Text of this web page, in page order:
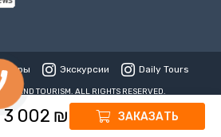
3 002 ₪ ЗАКАЗАТЬ
Туры Экскурсии Daily Tours
AND TOURISM. ALL RIGHTS RESERVED.